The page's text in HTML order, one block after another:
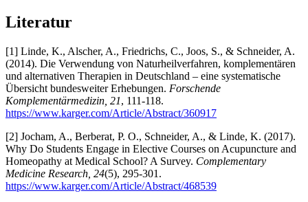
Literatur
[1] Linde, K., Alscher, A., Friedrichs, C., Joos, S., & Schneider, A.
(2014). Die Verwendung von Naturheilverfahren, komplementären
und alternativen Therapien in Deutschland – eine systematische
Übersicht bundesweiter Erhebungen. Forschende
Komplementärmedizin, 21, 111-118.
https://www.karger.com/Article/Abstract/360917
[2] Jocham, A., Berberat, P. O., Schneider, A., & Linde, K. (2017).
Why Do Students Engage in Elective Courses on Acupuncture and
Homeopathy at Medical School? A Survey. Complementary
Medicine Research, 24(5), 295-301.
https://www.karger.com/Article/Abstract/468539